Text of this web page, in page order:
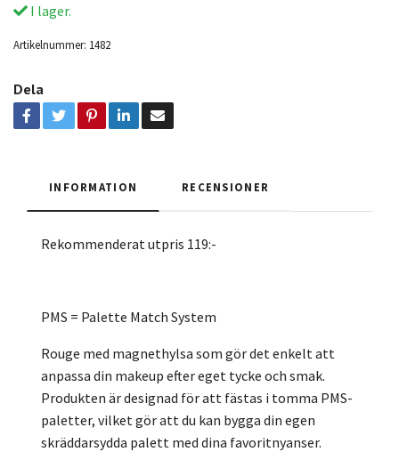
I lager.
Artikelnummer: 1482
Dela
INFORMATION RECENSIONER
Rekommenderat utpris 119:-
PMS = Palette Match System
Rouge med magnethylsa som gör det enkelt att
anpassa din makeup efter eget tycke och smak.
Produkten är designad för att fästas i tomma PMS-
paletter, vilket gör att du kan bygga din egen
skräddarsydda palett med dina favoritnyanser.